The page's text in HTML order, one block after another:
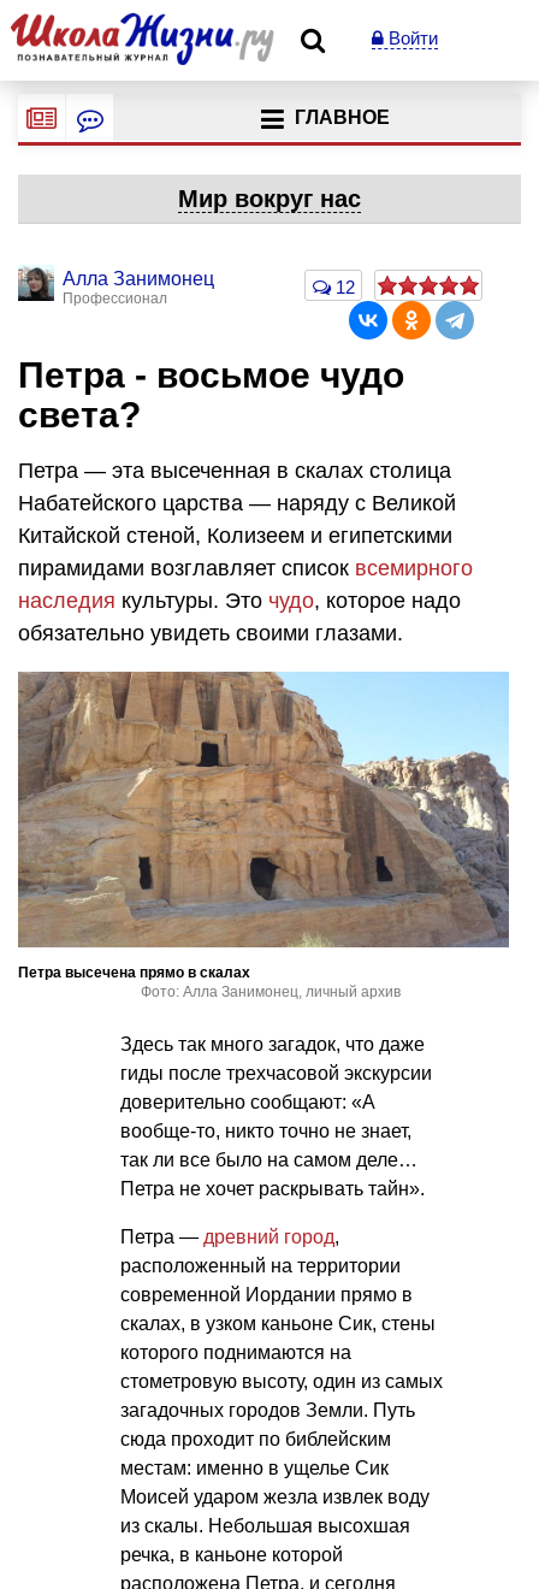
Войти
ГЛАВНОЕ
Мир вокруг нас
Алла Занимонец
Профессионал
12
Петра - восьмое чудо
света?
Петра — эта высеченная в скалах столица
Набатейского царства — наряду с Великой
Китайской стеной, Колизеем и египетскими
пирамидами возглавляет список всемирного
наследия культуры. Это чудо, которое надо
обязательно увидеть своими глазами.
Петра высечена прямо в скалах
Фото: Алла Занимонец, личный архив
Здесь так много загадок, что даже
гиды после трехчасовой экскурсии
доверительно сообщают: «А
вообще-то, никто точно не знает,
так ли все было на самом деле…
Петра не хочет раскрывать тайн».
Петра — древний город,
расположенный на территории
современной Иордании прямо в
скалах, в узком каньоне Сик, стены
которого поднимаются на
стометровую высоту, один из самых
загадочных городов Земли. Путь
сюда проходит по библейским
местам: именно в ущелье Сик
Моисей ударом жезла извлек воду
из скалы. Небольшая высохшая
речка, в каньоне которой
расположена Петра, и сегодня